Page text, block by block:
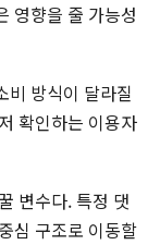
영향을 줄 가능성
비 방식이 달라질
확인하는 이용자
변수다. 특정 댓
심 구조로 이동할